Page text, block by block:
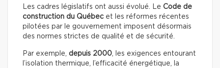
Les cadres législatifs ont aussi évolué. Le Code de
construction du Québec et les réformes récentes
pilotées par le gouvernement imposent désormais
des normes strictes de qualité et de sécurité.
Par exemple, depuis 2000, les exigences entourant
l’isolation thermique, l’efficacité énergétique, la